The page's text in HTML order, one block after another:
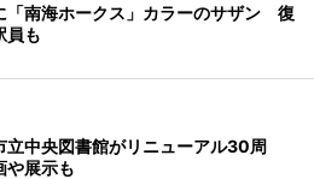
「南海ホークス」カラーのサザン 復
員も
立中央図書館がリニューアル30周
展示も